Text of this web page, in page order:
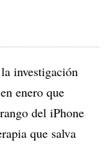
investigación
en enero que
del iPhone
que salva